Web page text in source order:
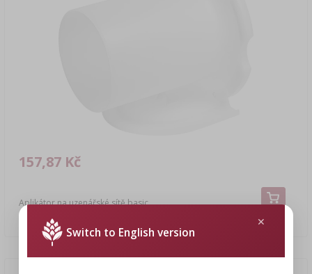
Aplikátor na uzenářské sítě basic
157,87 Kč
157,87 CZK/ks
Switch to English version